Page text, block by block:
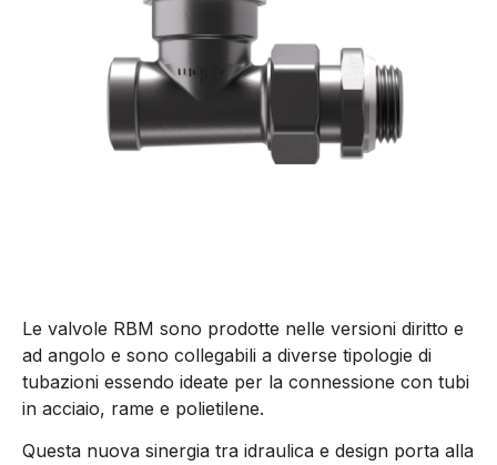
Le valvole RBM sono prodotte nelle versioni diritto e
ad angolo e sono collegabili a diverse tipologie di
tubazioni essendo ideate per la connessione con tubi
in acciaio, rame e polietilene.
Questa nuova sinergia tra idraulica e design porta alla